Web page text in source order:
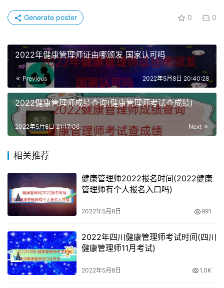
营养师考试内容
营养师的考试包括理论知识部分和操作技能部分，考试题型
包括客观题+主观题；考试为全国统一时间，采用线下、机
考并且是闭卷的形式；两部分的考试成绩满分均为100分，
但是只要考生两部分的考试成绩能够分别达到60分以上即
为合格，也就是考试通过，通过后大概两个月左右即可获得
证书。
考试内容总体包括：基础营养学、人群营养学、营养学概
论、食品卫生基础、临床营养学、营养与疾病、营养食品学
考健康营养师用吗
1、健康保险如何做到客户少退保率，以及增加个人专业能
力，学习专业的健康知识肯定不可少；
2、懂健康的营养学的健身或瑜伽教练，除了运动更能整体
兼顾客户的情况，比如营养补给、饮食建议等；
0 0
Generate poster
2022年健康管理师证由哪颁发 国家认可吗
Previous 2022年5月8日 20:40:28
2022健康管理师成绩查询(健康管理师考试查成绩)
Next
2022年5月8日 21:17:06
相关推荐
健康管理师2022报名时间(2022健康
管理师有个人报名入口吗)
2022年5月8日 991
2022年四川健康管理师考试时间(四川
健康管理师11月考试)
2022年5月8日 1.0K